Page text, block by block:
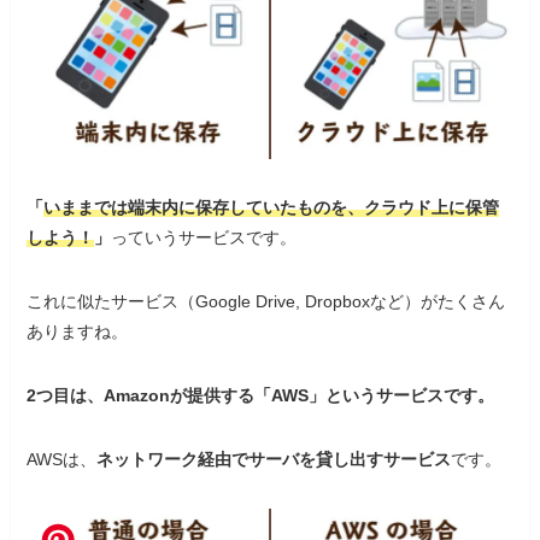
「いままでは端末内に保存していたものを、クラウド上に保管
しよう！ 」 っていうサービスです。
これに似たサービス（Google Drive, Dropboxなど）がたくさん
ありますね。
2つ目は、Amazonが提供する「AWS」というサービスです。
AWSは、ネットワーク経由でサーバを貸し出すサービスです。